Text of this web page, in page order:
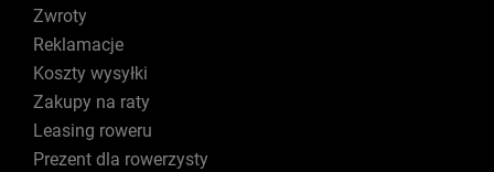
Zwroty
Reklamacje
Koszty wysyłki
Zakupy na raty
Leasing roweru
Prezent dla rowerzysty